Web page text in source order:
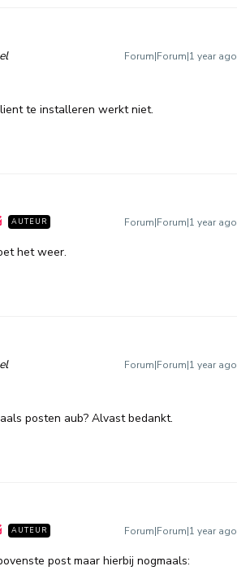
Forum|Forum|1 year ago
te installeren werkt niet.
AUTEUR Forum|Forum|1 year ago
het weer.
Forum|Forum|1 year ago
posten aub? Alvast bedankt.
AUTEUR Forum|Forum|1 year ago
post maar hierbij nogmaals: